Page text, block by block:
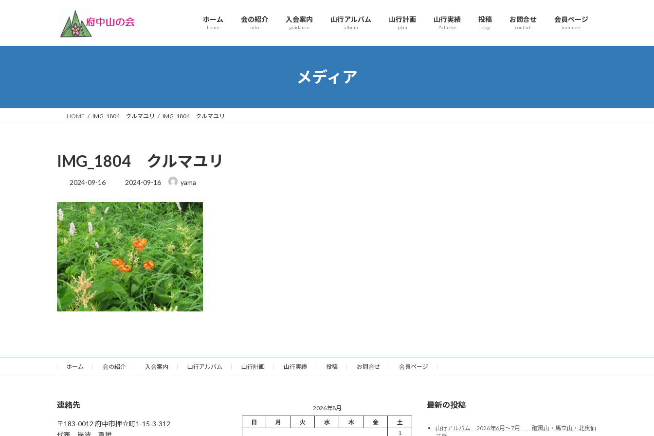
プ
動
ホーム
home
会の紹介
info
入会案内
guidance
山行アルバム
album
山行計画
plan
山行実績
Achieve
投稿
blog
お問合せ
contact
会員ページ
member
メディア
HOME IMG_1804 クルマユリ IMG_1804 クルマユリ
IMG_1804 クルマユリ
2024-09-16
最
新
日
時
:
2024-09-16 yama
ホーム 会の紹介 入会案内 山行アルバム 山行計画 山行実績 投稿 お問合せ 会員ページ
連絡先
〒183-0012 府中市押立町1-15-3-312
2026年8月
日
月 火 水 木 金
土
1
最新の投稿
山行アルバム 2026年6月～7月 破風山・馬立山・北奥仙